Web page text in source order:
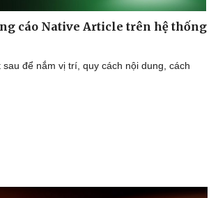
cáo Native Article trên hệ thống
để nắm vị trí, quy cách nội dung, cách